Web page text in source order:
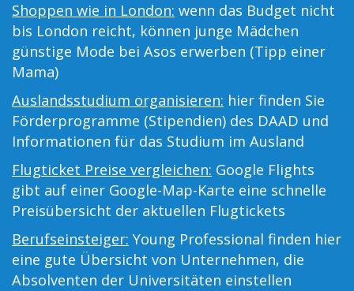
Shoppen wie in London: wenn das Budget nicht
bis London reicht, können junge Mädchen
günstige Mode bei Asos erwerben (Tipp einer
Mama)
Auslandsstudium organisieren: hier finden Sie
Förderprogramme (Stipendien) des DAAD und
Informationen für das Studium im Ausland
Flugticket Preise vergleichen: Google Flights
gibt auf einer Google-Map-Karte eine schnelle
Preisübersicht der aktuellen Flugtickets
Berufseinsteiger: Young Professional finden hier
eine gute Übersicht von Unternehmen, die
Absolventen der Universitäten einstellen